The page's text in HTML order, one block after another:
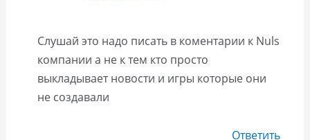
Слушай это надо писать в коментарии к Nuls
компании а не к тем кто просто
выкладывает новости и игры которые они
не создавали
Ответить